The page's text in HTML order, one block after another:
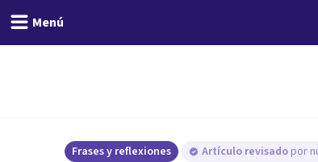
Menú
Frases y reflexiones Artículo revisado por